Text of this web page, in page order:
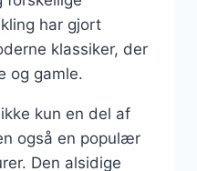
har gjort
klassiker, der
og gamle.
kun en del af
også en populær
Den alsidige